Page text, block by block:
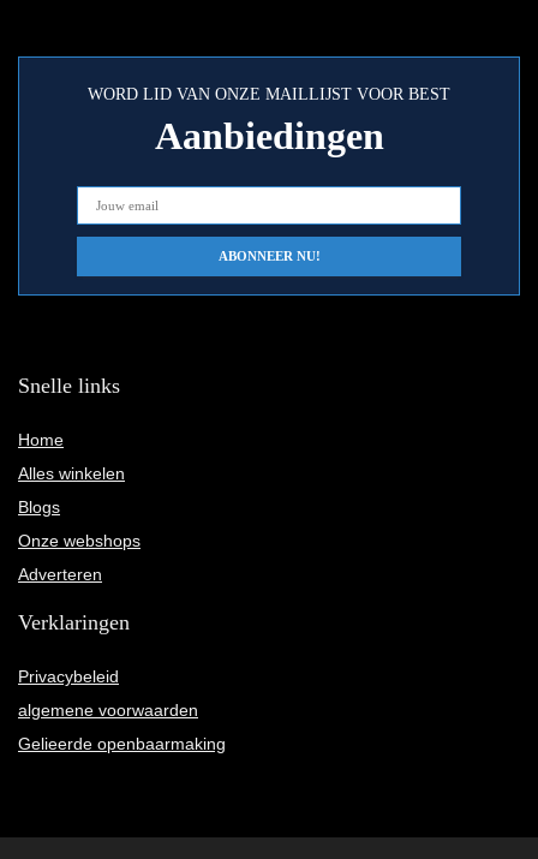
WORD LID VAN ONZE MAILLIJST VOOR BEST
Aanbiedingen
Snelle links
Home
Alles winkelen
Blogs
Onze webshops
Adverteren
Verklaringen
Privacybeleid
algemene voorwaarden
Gelieerde openbaarmaking